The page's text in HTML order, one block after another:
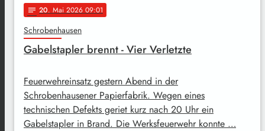
notes 20. Mai 2026 09:01
Schrobenhausen
Gabelstapler brennt - Vier Verletzte
Feuerwehreinsatz gestern Abend in der
Schrobenhausener Papierfabrik. Wegen eines
technischen Defekts geriet kurz nach 20 Uhr ein
Gabelstapler in Brand. Die Werksfeuerwehr konnte …